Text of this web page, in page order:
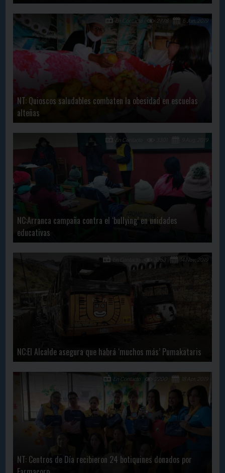
NT: Quioscos saludables combaten la obesidad en escuelas
alteñas
6 Jun, 2019
2778
En Contacto
NC:Arranca campaña contra el ‘bullying’ en unidades
educativas
9 Aug, 2019
En Contacto
NC:El Alcalde asegura que habrá ‘muchos más’ Pumakataris
14 Nov, 2019
3263
En Contacto
NT: Centros de Día recibieron 24 botiquines donados por
18 Apr, 2019
2200
En Contacto